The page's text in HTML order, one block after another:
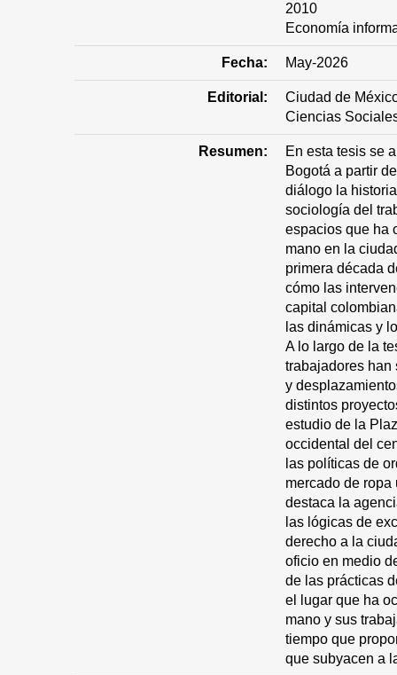
2010
Economía
Fecha: May-2026
Editorial:
Ciudad de
Ciencias
Resumen:
En esta tesis se
Bogotá a partir
diálogo la
sociología del
espacios que ha
mano en la
primera década
cómo las
capital
las dinámicas y
A lo largo de la
trabajadores han
y
distintos
estudio de la
occidental del
las políticas de
mercado de ropa
destaca la
las lógicas de
derecho a la
oficio en medio
de las prácticas
el lugar que ha
mano y sus
tiempo que
que subyacen a